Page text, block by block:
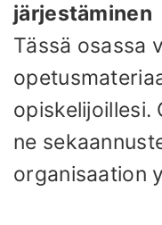
järjestäminen
Tässä osassa
opiskelijoillesi.
ne
organisaation